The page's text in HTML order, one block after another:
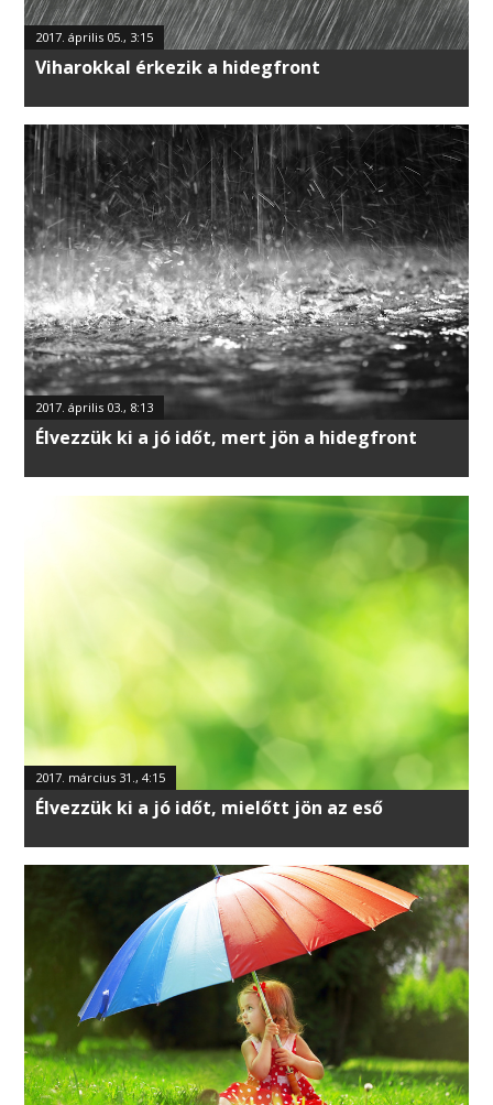
2017. április 05., 3:15
Viharokkal érkezik a hidegfront
2017. április 03., 8:13
Élvezzük ki a jó időt, mert jön a hidegfront
2017. március 31., 4:15
Élvezzük ki a jó időt, mielőtt jön az eső